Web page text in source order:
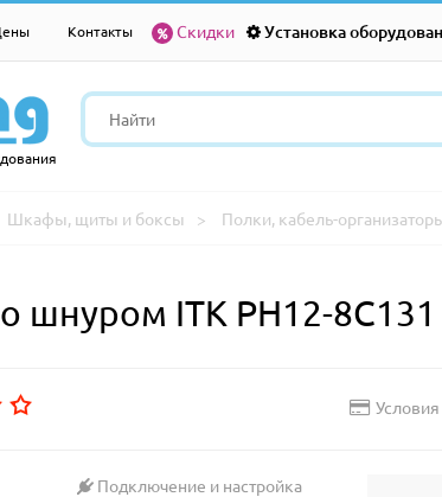
Контакты Скидки Установка
Шкафы, щиты и боксы Полки, кабель-
шнуром ITK PH12-8C131
Подключение и настройка